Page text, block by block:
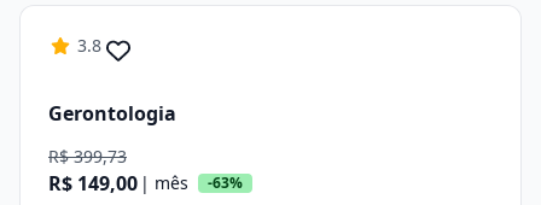
3.8
Gerontologia
R$ 399,73
R$ 149,00 | mês -63%